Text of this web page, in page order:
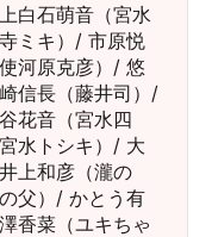
白石萌音（宮水
ミキ）/ 市原悦
河原克彦）/ 悠
信長（藤井司）/
花音（宮水四
水トシキ）/ 大
上和彦（瀧の
父）/ かとう有
香菜（ユキちゃ